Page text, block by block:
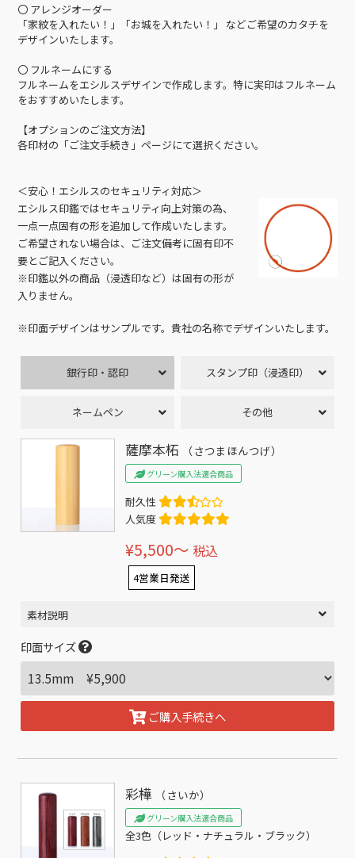
〇 アレンジオーダー
「家紋を入れたい！」「お城を入れたい！」 などご希望のカタチを
デザインいたします。
〇 フルネームにする
フルネームをエシルスデザインで作成します。特に実印はフルネーム
をおすすめいたします。
【オプションのご注文方法】
各印材の「ご注文手続き」ページにて選択ください。
＜安心！エシルスのセキュリティ対応＞
エシルス印鑑ではセキュリティ向上対策の為、
一点一点固有の形を追加して作成いたします。
ご希望されない場合は、ご注文備考に固有印不
要とご記入ください。
※印鑑以外の商品（浸透印など）は固有の形が
入りません。
※印面デザインはサンプルです。貴社の名称でデザインいたします。
銀行印・認印 スタンプ印（浸透印）
ネームペン その他
薩摩本柘 （さつまほんつげ）
グリーン購入法適合商品
耐久性
人気度
¥5,500〜 税込
4営業日発送
素材説明
印面サイズ
ご購入手続きへ
彩樺 （さいか）
グリーン購入法適合商品
全3色（レッド・ナチュラル・ブラック）